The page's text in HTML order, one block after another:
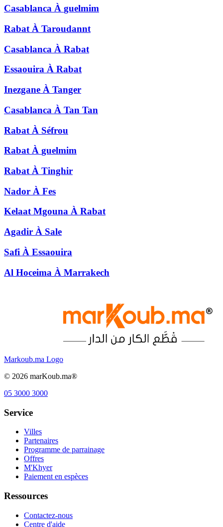
Casablanca À guelmim
Rabat À Taroudannt
Casablanca À Rabat
Essaouira À Rabat
Inezgane À Tanger
Casablanca À Tan Tan
Rabat À Séfrou
Rabat À guelmim
Rabat À Tinghir
Nador À Fes
Kelaat Mgouna À Rabat
Agadir À Sale
Safi À Essaouira
Al Hoceima À Marrakech
Markoub.ma Logo
© 2026 marKoub.ma®
05 3000 3000
Service
Villes
Partenaires
Programme de parrainage
Offres
M'Khyer
Paiement en espèces
Ressources
Contactez-nous
Centre d'aide